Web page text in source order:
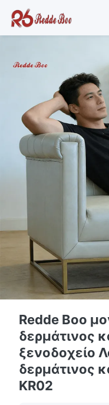
Redde Boo
δερμάτινος
ξενοδοχείο
δερμάτινος
KR02